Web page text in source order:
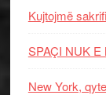
Kujtojmë
SPAÇI NUK
New York,